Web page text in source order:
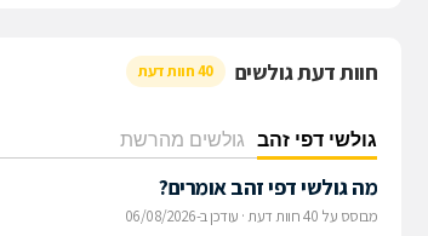
חוות דעת גולשים 40 חוות דעת
גולשי דפי זהב גולשים מהרשת
מה גולשי דפי זהב אומרים?
מבוסס על 40 חוות דעת · עודכן ב-06/08/2026